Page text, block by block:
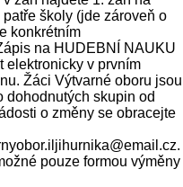
patře školy (jde zároveň o
konkrétním
na HUDEBNÍ NAUKU
elektronicky v prvním
Žáci Výtvarné oboru jsou
dohodnutých skupin od
o změny se obracejte
pouze formou výměny